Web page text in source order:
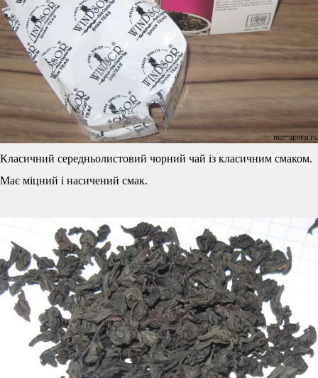
Класичний середньолистовий чорний чай із класичним смаком.
Має міцний і насичений смак.